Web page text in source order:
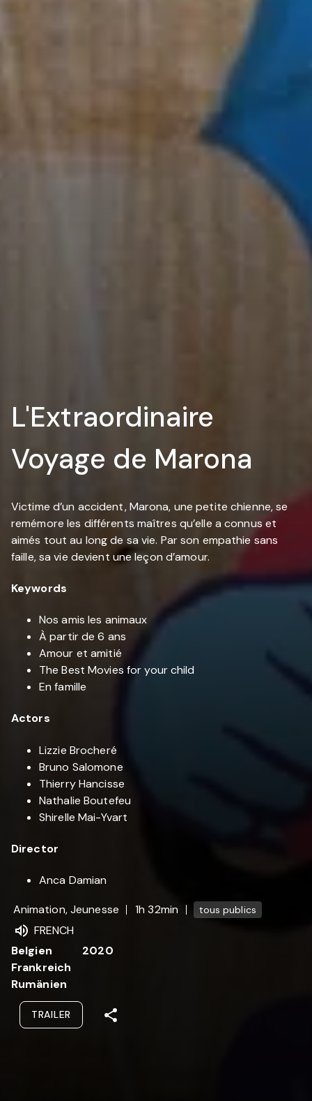
L'Extraordinaire
Voyage de Marona
Victime d’un accident, Marona, une petite chienne, se
remémore les différents maîtres qu’elle a connus et
aimés tout au long de sa vie. Par son empathie sans
faille, sa vie devient une leçon d’amour.
Keywords
Nos amis les animaux
À partir de 6 ans
Amour et amitié
The Best Movies for your child
En famille
Actors
Lizzie Brocheré
Bruno Salomone
Thierry Hancisse
Nathalie Boutefeu
Shirelle Mai-Yvart
Director
Anca Damian
Animation, Jeunesse
1h 32min tous publics
FRENCH
Belgien
Frankreich
Rumänien
2020
TRAILER